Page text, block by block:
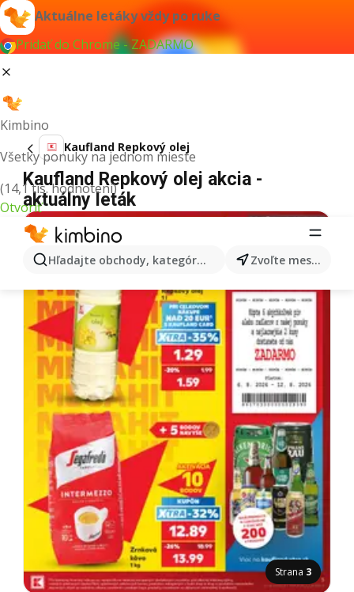
Aktuálne letáky vždy po ruke
Pridať do Chrome - ZADARMO
Kimbino
Všetky ponuky na jednom mieste
(14,1 tis. hodnotení)
Otvoriť
Hľadajte obchody, kategórie, produkty... Zvoľte mesto
Kaufland Repkový olej
Kaufland Repkový olej akcia -
aktuálny leták
Strana 3